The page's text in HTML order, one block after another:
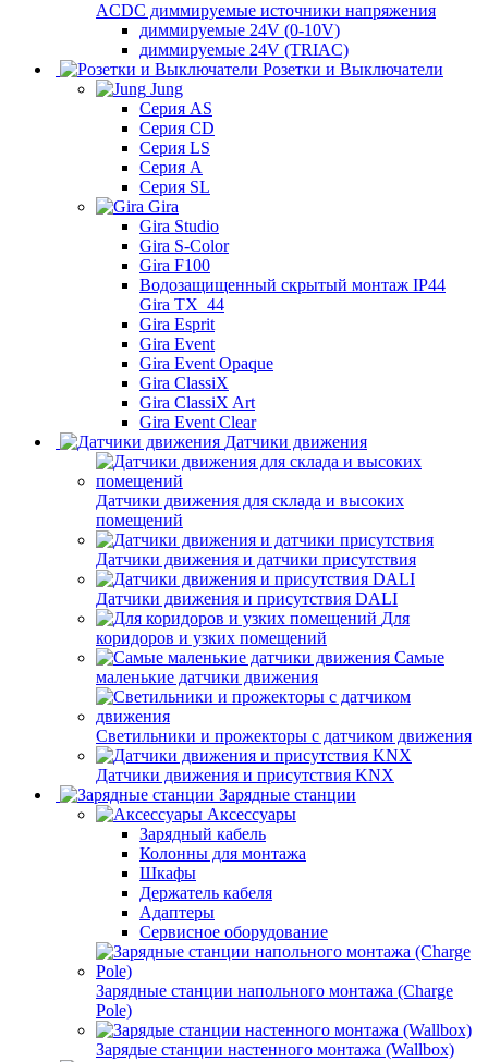
ACDC диммируемые источники напряжения
диммируемые 24V (0-10V)
диммируемые 24V (TRIAC)
Розетки и Выключатели
Jung
Серия AS
Серия CD
Серия LS
Серия A
Серия SL
Gira
Gira Studio
Gira S-Color
Gira F100
Водозащищенный скрытый монтаж IP44
Gira TX_44
Gira Esprit
Gira Event
Gira Event Opaque
Gira ClassiX
Gira ClassiX Art
Gira Event Clear
Датчики движения
Датчики движения для склада и высоких
помещений
Датчики движения и датчики присутствия
Датчики движения и присутствия DALI
Для
коридоров и узких помещений
Самые
маленькие датчики движения
Светильники и прожекторы с датчиком движения
Датчики движения и присутствия KNX
Зарядные станции
Аксессуары
Зарядный кабель
Колонны для монтажа
Шкафы
Держатель кабеля
Адаптеры
Сервисное оборудование
Зарядные станции напольного монтажа (Charge
Pole)
Зарядые станции настенного монтажа (Wallbox)